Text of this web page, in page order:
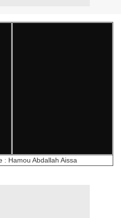
: Hamou Abdallah Aissa